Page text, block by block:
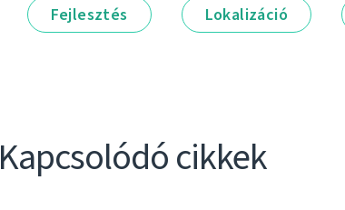
Fejlesztés Lokalizáció
Kapcsolódó cikkek